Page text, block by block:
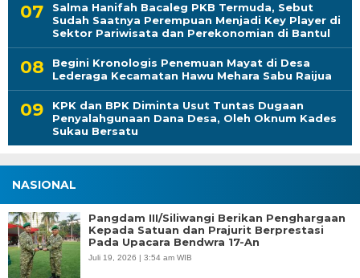
Salma Hanifah Bacaleg PKB Termuda, Sebut
Sudah Saatnya Perempuan Menjadi Key Player di
Sektor Pariwisata dan Perekonomian di Bantul
Begini Kronologis Penemuan Mayat di Desa
Lederaga Kecamatan Hawu Mehara Sabu Raijua
KPK dan BPK Diminta Usut Tuntas Dugaan
Penyalahgunaan Dana Desa, Oleh Oknum Kades
Sukau Bersatu
NASIONAL
Pangdam III/Siliwangi Berikan Penghargaan
Kepada Satuan dan Prajurit Berprestasi
Pada Upacara Bendwra 17-An
Juli 19, 2026 | 3:54 am WIB